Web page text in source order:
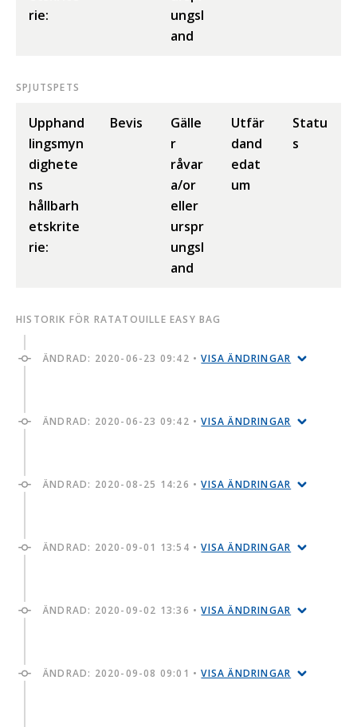
rie:
ungsl
and
SPJUTSPETS
Upphand
lingsmyn
dighete
ns
hållbarh
etskrite
rie:
Bevis
Gälle
r
råvar
a/or
eller
urspr
ungsl
and
Utfär
dand
edat
um
Statu
s
HISTORIK FÖR RATATOUILLE EASY BAG
ÄNDRAD: 2020-06-23 09:42 •VISA ÄNDRINGAR
ÄNDRAD: 2020-06-23 09:42 •VISA ÄNDRINGAR
ÄNDRAD: 2020-08-25 14:26 •VISA ÄNDRINGAR
ÄNDRAD: 2020-09-01 13:54 •VISA ÄNDRINGAR
ÄNDRAD: 2020-09-02 13:36 •VISA ÄNDRINGAR
ÄNDRAD: 2020-09-08 09:01 •VISA ÄNDRINGAR